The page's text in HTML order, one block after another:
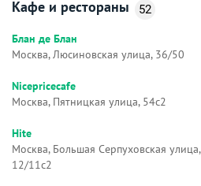
Кафе и рестораны 52
Блан де Блан
Москва, Люсиновская улица, 36/50
Nicepricecafe
Москва, Пятницкая улица, 54с2
Hite
Москва, Большая Серпуховская улица,
12/11с2